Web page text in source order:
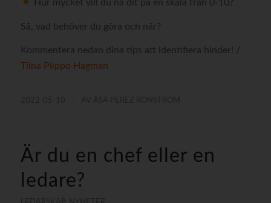
Hur mycket vill du nå dit på en skala från 0-10?
Så, vad behöver du göra och när?
Kommentera nedan dina tips att identifiera hinder! /
Tiina Piippo Hagman
Är du en chef eller en
ledare?